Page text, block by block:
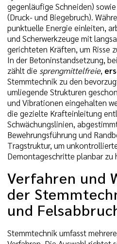
gegenläufige Schneiden)
(Druck- und Biegebruch).
punktuelle Energie einleiten,
und Scherwerkzeuge mit
gerichteten Kräften, um Risse
In der Betoninstandsetzung,
zählt die sprengmittelfreie,
Stemmtechnik zu den
umliegende Strukturen
und Vibrationen eingehalten
die gezielte Krafteinleitung
Schwächungslinien,
Bewehrungsführung und
Tragstruktur, um
Demontageschritte planbar zu
Verfahren und
der
und
Stemmtechnik umfasst